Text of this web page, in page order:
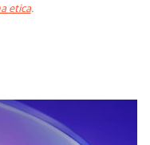
etica.